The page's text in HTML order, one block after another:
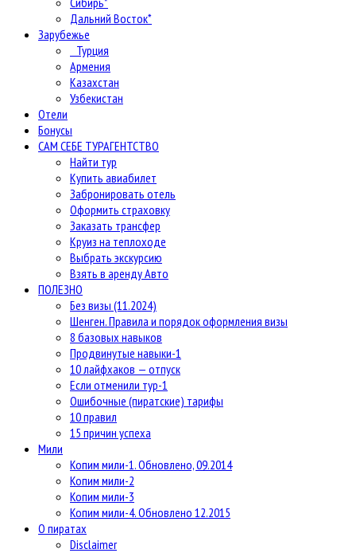
Дальний Восток*
Зарубежье
Турция
Армения
Казахстан
Узбекистан
Отели
Бонусы
САМ СЕБЕ ТУРАГЕНТСТВО
Найти тур
Купить авиабилет
Забронировать отель
Оформить страховку
Заказать трансфер
Круиз на теплоходе
Выбрать экскурсию
Взять в аренду Авто
ПОЛЕЗНО
Без визы (11.2024)
Шенген. Правила и порядок оформления визы
8 базовых навыков
Продвинутые навыки-1
10 лайфхаков — отпуск
Если отменили тур-1
Ошибочные (пиратские) тарифы
10 правил
15 причин успеха
Мили
Копим мили-1. Обновлено, 09.2014
Копим мили-2
Копим мили-3
Копим мили-4. Обновлено 12.2015
О пиратах
Disclaimer